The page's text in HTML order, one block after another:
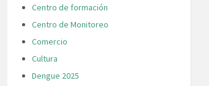
Centro de formación
Centro de Monitoreo
Comercio
Cultura
Dengue 2025